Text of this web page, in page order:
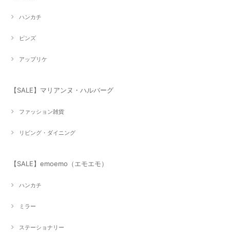
ハンカチ
ピンズ
アップリケ
【SALE】マリアンヌ・ハルバーグ
ファッション雑貨
リビング・ダイニング
【SALE】emoemo（エモエモ）
ハンカチ
ミラー
ステーショナリー